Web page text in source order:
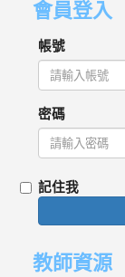
會員登入
帳號
密碼
記住我
教師資源